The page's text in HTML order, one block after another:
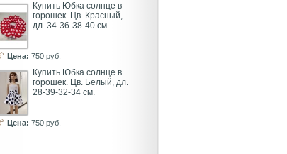
Купить Юбка солнце в
горошек. Цв. Красный,
дл. 34-36-38-40 см.
Цена: 750 руб.
Купить Юбка солнце в
горошек. Цв. Белый, дл.
28-39-32-34 см.
Цена: 750 руб.